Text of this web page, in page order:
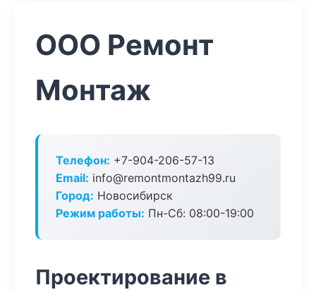
ООО Ремонт
Монтаж
Телефон: +7-904-206-57-13
Email: info@remontmontazh99.ru
Город: Новосибирск
Режим работы: Пн-Сб: 08:00-19:00
Проектирование в